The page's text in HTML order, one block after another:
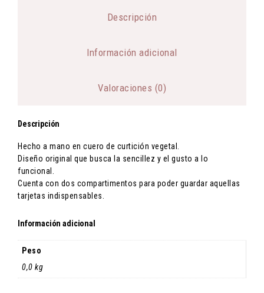
Descripción
Información adicional
Valoraciones (0)
Descripción
Hecho a mano en cuero de curtición vegetal.
Diseño original que busca la sencillez y el gusto a lo
funcional.
Cuenta con dos compartimentos para poder guardar aquellas
tarjetas indispensables.
Información adicional
Peso
0,0 kg